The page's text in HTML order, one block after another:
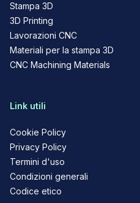
Stampa 3D
3D Printing
Lavorazioni CNC
Materiali per la stampa 3D
CNC Machining Materials
Link utili
Cookie Policy
Privacy Policy
Termini d'uso
Condizioni generali
Codice etico